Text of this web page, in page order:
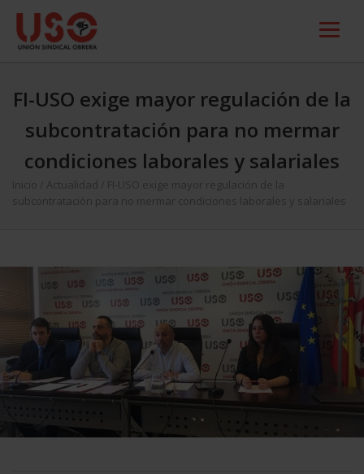
FI-USO exige mayor regulación de la
subcontratación para no mermar
condiciones laborales y salariales
Inicio Actualidad
FI-USO exige mayor regulación de la
subcontratación para no mermar condiciones laborales y salariales